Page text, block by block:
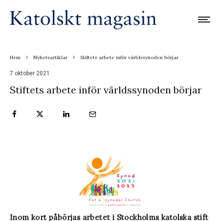
Hem Nyhetsartiklar Stiftets arbete inför världssynoden börjar
7 oktober 2021
Stiftets arbete inför världssynoden börjar
Inom kort påbörjas arbetet i Stockholms katolska stift